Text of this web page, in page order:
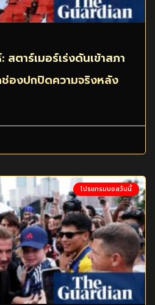
ตาร์เมอร์เร่งดันเข้าสภา
องปกปิดความจริงหลัง
โปรแกรมบอลวันนี้